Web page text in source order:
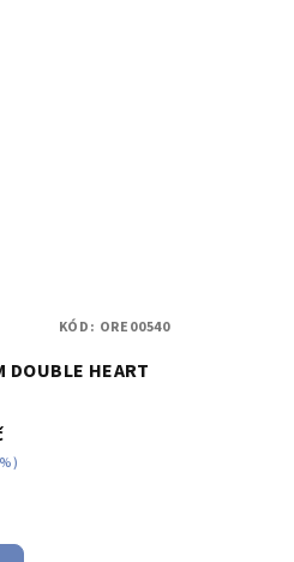
HEART
KÓD: ORE00540